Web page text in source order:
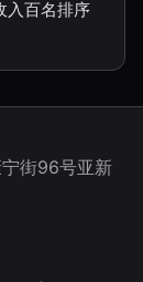
入百名排序
街96号亚新